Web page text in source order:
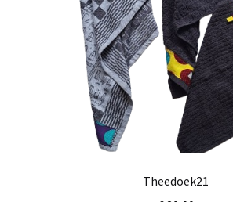
Theedoek21